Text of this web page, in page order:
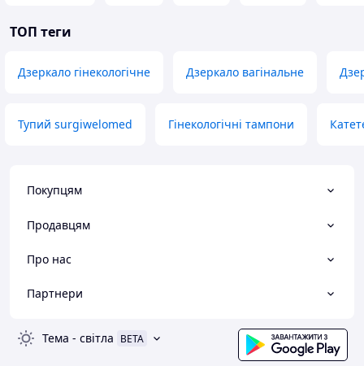
ТОП теги
Дзеркало гінекологічне Дзеркало вагінальне
Тупий surgiwelomed Гінекологічні тампони
Покупцям
Продавцям
Про нас
Партнери
Тема - світла BETA